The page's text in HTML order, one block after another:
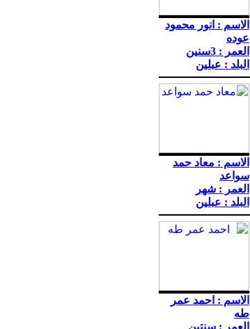
الاسم : انور محمود
عوده
العمر : 3سنين
البلد : عبلين
الاسم : معاد حمد
سواعد
العمر : شهر
البلد : عبلين
الاسم : احمد عمر
طه
العمر : سنتين